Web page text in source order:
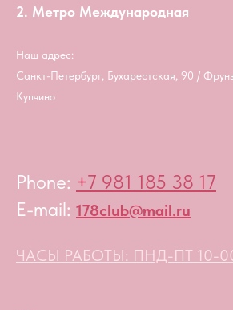
2. Метро Международная
Наш адрес:
Санкт-Петербург, Бухарестская, 90 /
Купчино
Phone: +7 981 185 38 17
E-mail: 178club@mail.ru
ЧАСЫ РАБОТЫ: ПНД-ПТ 10-